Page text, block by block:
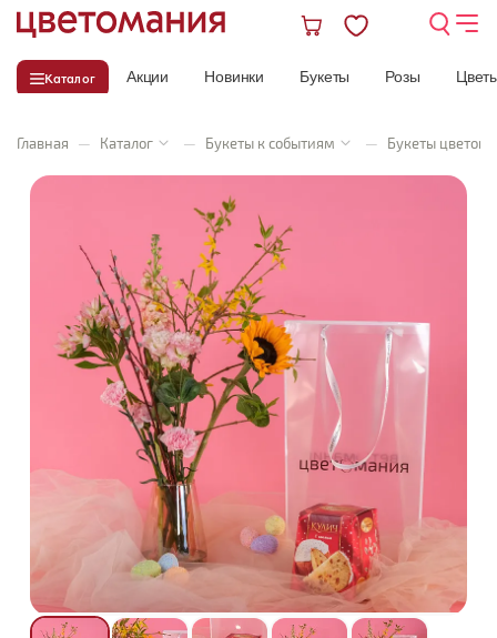
Каталог Акции Новинки Букеты Розы
Главная — Каталог — Букеты к событиям — Букеты цветов